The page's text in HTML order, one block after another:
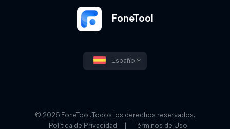
FoneTool
Español
© 2026 FoneTool. Todos los derechos reservados.
Política de Privacidad
Términos de Uso